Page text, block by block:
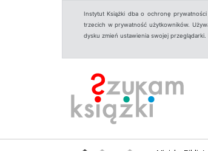
Instytut Książki dba o ochronę
trzecich w prywatność użytkowników.
dysku zmień ustawienia swojej